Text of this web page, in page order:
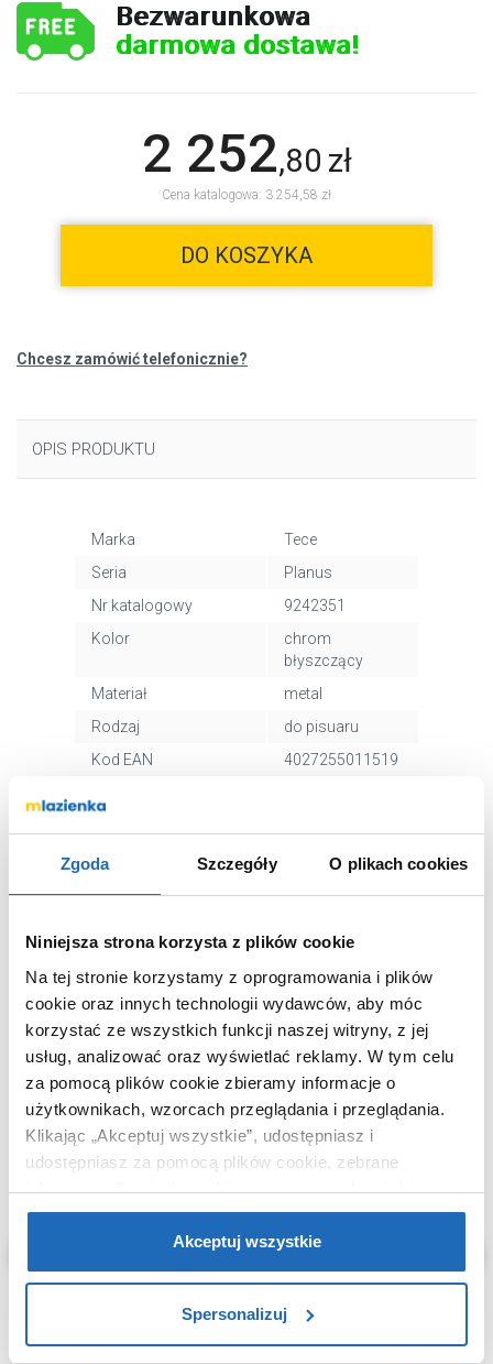
Zgoda Szczegóły O plikach cookies
Niniejsza strona korzysta z plików cookie
Na tej stronie korzystamy z oprogramowania i plików
cookie oraz innych technologii wydawców, aby móc
korzystać ze wszystkich funkcji naszej witryny, z jej
usług, analizować oraz wyświetlać reklamy. W tym celu
za pomocą plików cookie zbieramy informacje o
użytkownikach, wzorcach przeglądania i przeglądania.
Klikając „Akceptuj wszystkie”, udostępniasz i
udostępniasz za pomocą plików cookie, zebrane
informacje dla użytkowników zewnętrznych, a także nasi
partnerzy reklamowi.Jeśli chcesz, włącz „Tylko
wymagane pliki cookie”.Pamiętaj jednak, że
zablokowane niektóre pliki cookie mogą mieć wpływ na
Akceptuj wszystkie
Spersonalizuj
Bezwarunkowa
darmowa dostawa!
2 252,80 zł
Cena katalogowa: 3 254,58 zł
DO KOSZYKA
Chcesz zamówić telefonicznie?
OPIS PRODUKTU
Marka
Tece
Seria
Planus
Nr katalogowy
9242351
Kolor
chrom
błyszczący
Materiał
metal
Rodzaj
do pisuaru
Kod EAN
4027255011519
opakowaniem
WARTO DOKUPIĆ